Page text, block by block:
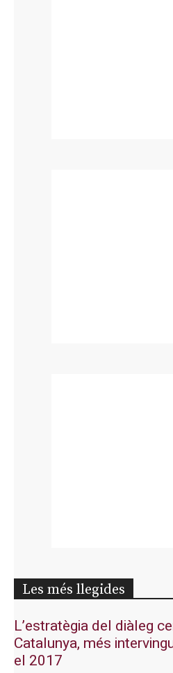
Les més llegides
L’estratègia del diàleg
Catalunya, més
el 2017